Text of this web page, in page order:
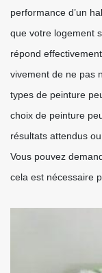
performance d’un
que votre logement
répond
vivement de ne pas
types de peinture
choix de peinture
résultats attendus
Vous pouvez
cela est nécessaire